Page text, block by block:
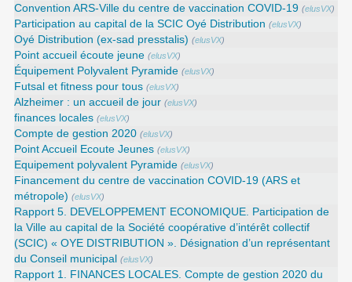
Convention ARS‑Ville du centre de vaccination COVID‑19 (elusVX)
Participation au capital de la SCIC Oyé Distribution (elusVX)
Oyé Distribution (ex-sad presstalis) (elusVX)
Point accueil écoute jeune (elusVX)
Équipement Polyvalent Pyramide (elusVX)
Futsal et fitness pour tous (elusVX)
Alzheimer : un accueil de jour (elusVX)
finances locales (elusVX)
Compte de gestion 2020 (elusVX)
Point Accueil Ecoute Jeunes (elusVX)
Equipement polyvalent Pyramide (elusVX)
Financement du centre de vaccination COVID-19 (ARS et
métropole) (elusVX)
Rapport 5. DEVELOPPEMENT ECONOMIQUE. Participation de
la Ville au capital de la Société coopérative d’intérêt collectif
(SCIC) « OYE DISTRIBUTION ». Désignation d’un représentant
du Conseil municipal
(elusVX)
Rapport 1. FINANCES LOCALES. Compte de gestion 2020 du